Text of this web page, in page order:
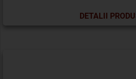
DETALII